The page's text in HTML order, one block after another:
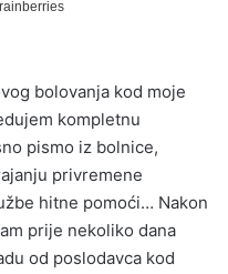
bolovanja kod moje
kompletnu
pismo iz bolnice,
privremene
hitne pomoći… Nakon
prije nekoliko dana
od poslodavca kod